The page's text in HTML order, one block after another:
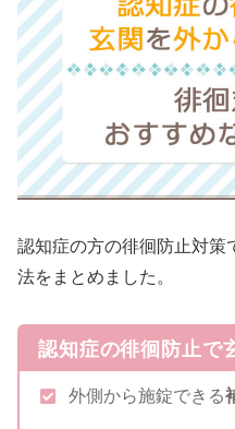
認知症の方の徘徊防止対策
法をまとめました。
認知症の徘徊防止で
外側から施錠できる